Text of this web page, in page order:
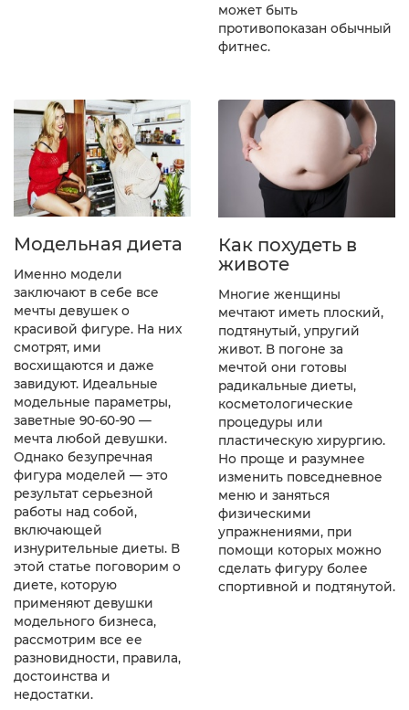
может быть
противопоказан обычный
фитнес.
Модельная диета
Именно модели
заключают в себе все
мечты девушек о
красивой фигуре. На них
смотрят, ими
восхищаются и даже
завидуют. Идеальные
модельные параметры,
заветные 90-60-90 —
мечта любой девушки.
Однако безупречная
фигура моделей — это
результат серьезной
работы над собой,
включающей
изнурительные диеты. В
этой статье поговорим о
диете, которую
применяют девушки
модельного бизнеса,
рассмотрим все ее
разновидности, правила,
достоинства и
недостатки.
Как похудеть в
животе
Многие женщины
мечтают иметь плоский,
подтянутый, упругий
живот. В погоне за
мечтой они готовы
радикальные диеты,
косметологические
процедуры или
пластическую хирургию.
Но проще и разумнее
изменить повседневное
меню и заняться
физическими
упражнениями, при
помощи которых можно
сделать фигуру более
спортивной и подтянутой.